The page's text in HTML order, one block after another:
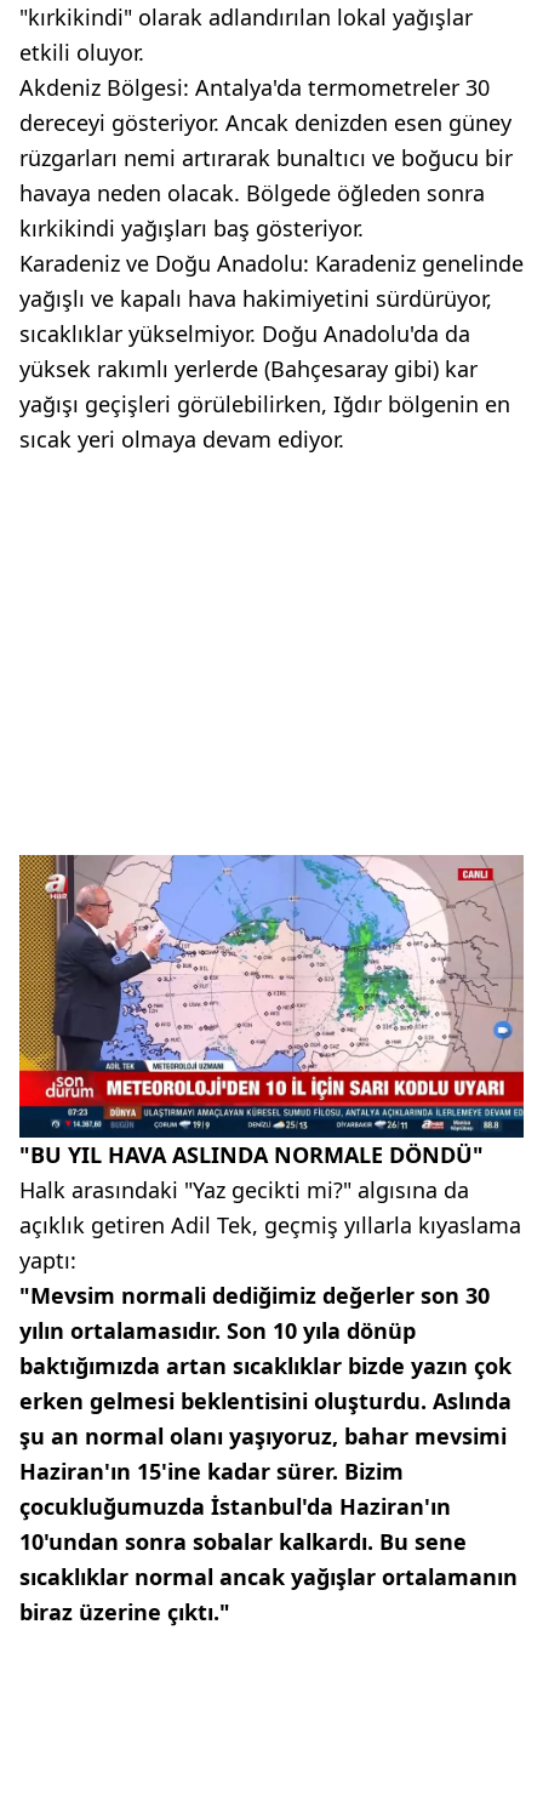
"kırkikindi" olarak adlandırılan lokal yağışlar
etkili oluyor.
Akdeniz Bölgesi: Antalya'da termometreler 30
dereceyi gösteriyor. Ancak denizden esen güney
rüzgarları nemi artırarak bunaltıcı ve boğucu bir
havaya neden olacak. Bölgede öğleden sonra
kırkikindi yağışları baş gösteriyor.
Karadeniz ve Doğu Anadolu: Karadeniz genelinde
yağışlı ve kapalı hava hakimiyetini sürdürüyor,
sıcaklıklar yükselmiyor. Doğu Anadolu'da da
yüksek rakımlı yerlerde (Bahçesaray gibi) kar
yağışı geçişleri görülebilirken, Iğdır bölgenin en
sıcak yeri olmaya devam ediyor.
"BU YIL HAVA ASLINDA NORMALE DÖNDÜ"
Halk arasındaki "Yaz gecikti mi?" algısına da
açıklık getiren Adil Tek, geçmiş yıllarla kıyaslama
yaptı:
"Mevsim normali dediğimiz değerler son 30
yılın ortalamasıdır. Son 10 yıla dönüp
baktığımızda artan sıcaklıklar bizde yazın çok
erken gelmesi beklentisini oluşturdu. Aslında
şu an normal olanı yaşıyoruz, bahar mevsimi
Haziran'ın 15'ine kadar sürer. Bizim
çocukluğumuzda İstanbul'da Haziran'ın
10'undan sonra sobalar kalkardı. Bu sene
sıcaklıklar normal ancak yağışlar ortalamanın
biraz üzerine çıktı."